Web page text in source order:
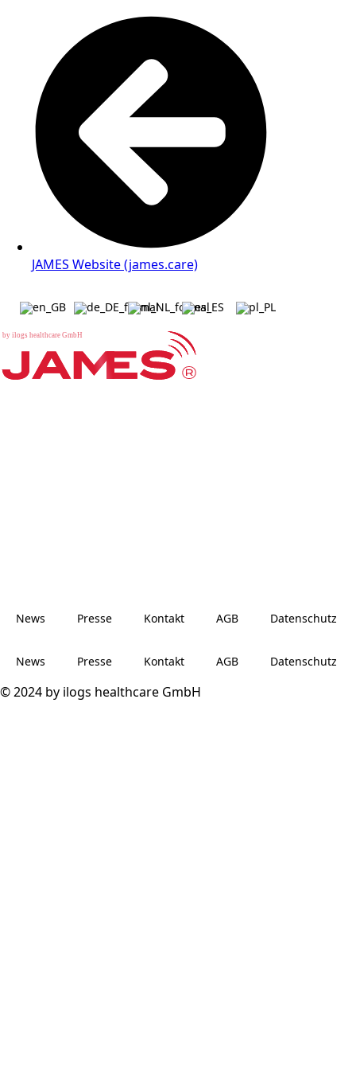
JAMES Website (james.care)
by ilogs healthcare GmbH
News Presse Kontakt AGB Datenschutz
News Presse Kontakt AGB Datenschutz
© 2024 by ilogs healthcare GmbH